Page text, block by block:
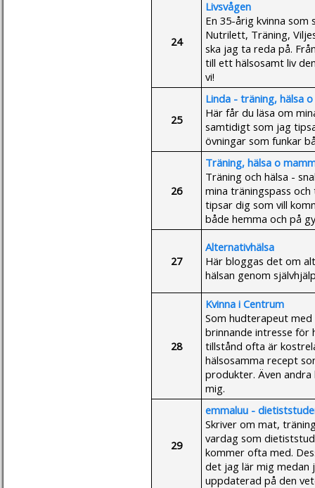
24
Livsvågen
En 35-årig kvinna
Nutrilett, Träning,
ska jag ta reda på.
till ett hälsosamt liv
vi!
25
Linda - träning, hälsa
Här får du läsa om
samtidigt som jag
övningar som funkar
26
Träning, hälsa o
Träning och hälsa -
mina träningspass
tipsar dig som vill
både hemma och på
27
Alternativhälsa
Här bloggas det om
hälsan genom
28
Kvinna i Centrum
Som hudterapeut
brinnande intresse för
tillstånd ofta är
hälsosamma recept
produkter. Även
mig.
29
emmaluu -
Skriver om mat,
vardag som
kommer ofta med.
det jag lär mig medan
uppdaterad på den